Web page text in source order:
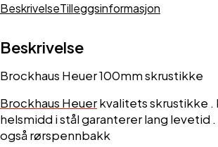
BeskrivelseTilleggsinformasjon
Beskrivelse
Brockhaus Heuer 100mm skrustikke
Brockhaus Heuerkvalitets skrustikke
helsmidd i stål garanterer lang levetid
også rørspennbakk